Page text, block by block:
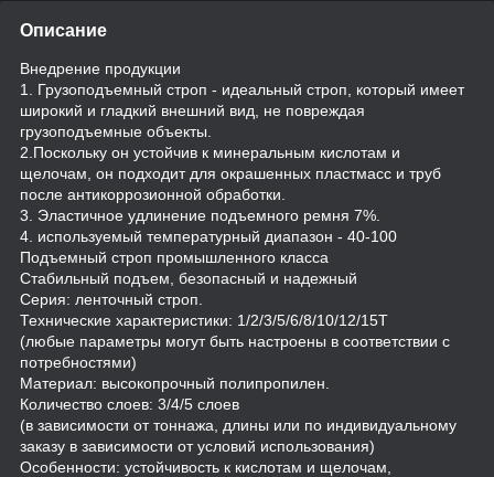
Описание
Внедрение продукции
1. Грузоподъемный строп - идеальный строп, который имеет
широкий и гладкий внешний вид, не повреждая
грузоподъемные объекты.
2.Поскольку он устойчив к минеральным кислотам и
щелочам, он подходит для окрашенных пластмасс и труб
после антикоррозионной обработки.
3. Эластичное удлинение подъемного ремня 7%.
4. используемый температурный диапазон - 40-100
Подъемный строп промышленного класса
Стабильный подъем, безопасный и надежный
Серия: ленточный строп.
Технические характеристики: 1/2/3/5/6/8/10/12/15T
(любые параметры могут быть настроены в соответствии с
потребностями)
Материал: высокопрочный полипропилен.
Количество слоев: 3/4/5 слоев
(в зависимости от тоннажа, длины или по индивидуальному
заказу в зависимости от условий использования)
Особенности: устойчивость к кислотам и щелочам,